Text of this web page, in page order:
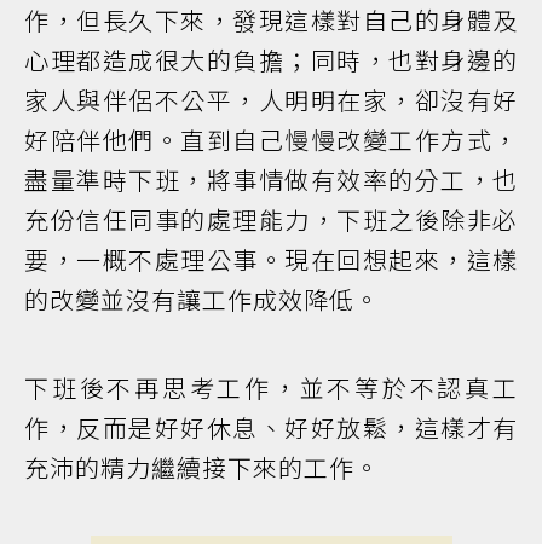
作，但長久下來，發現這樣對自己的身體及
心理都造成很大的負擔；同時，也對身邊的
家人與伴侶不公平，人明明在家，卻沒有好
好陪伴他們。直到自己慢慢改變工作方式，
盡量準時下班，將事情做有效率的分工，也
充份信任同事的處理能力，下班之後除非必
要，一概不處理公事。現在回想起來，這樣
的改變並沒有讓工作成效降低。
下班後不再思考工作，並不等於不認真工
作，反而是好好休息、好好放鬆，這樣才有
充沛的精力繼續接下來的工作。